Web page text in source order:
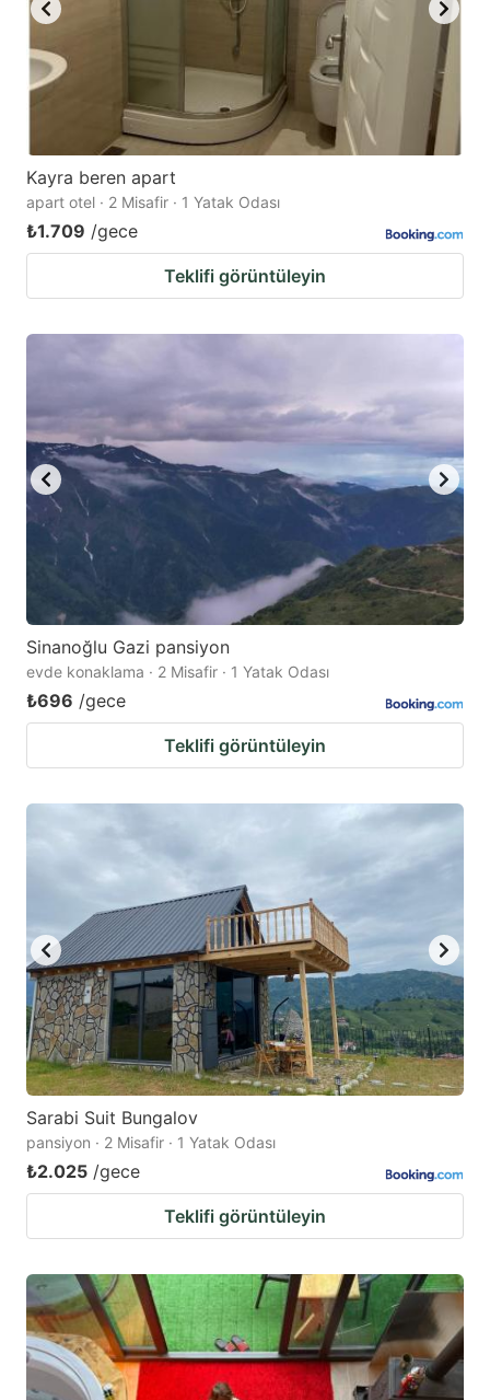
Kayra beren apart
apart otel · 2 Misafir · 1 Yatak Odası
₺1.709 /gece
Teklifi görüntüleyin
Sinanoğlu Gazi pansiyon
evde konaklama · 2 Misafir · 1 Yatak Odası
₺696 /gece
Teklifi görüntüleyin
Sarabi Suit Bungalov
pansiyon · 2 Misafir · 1 Yatak Odası
₺2.025 /gece
Teklifi görüntüleyin